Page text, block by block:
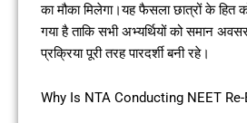
का मौका मिलेगा।यह फैसला छात्रों के हित
गया है ताकि सभी अभ्यर्थियों को समान
प्रक्रिया पूरी तरह पारदर्शी बनी रहे।
Why Is NTA Conducting NEET